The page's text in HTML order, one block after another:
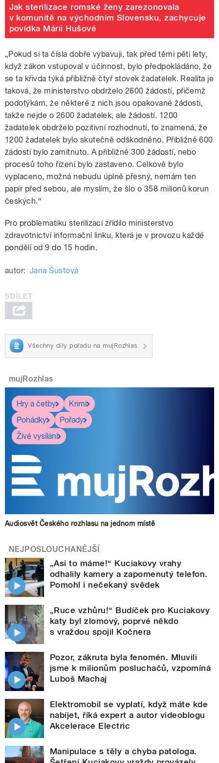
Jak sterilizace romské ženy zarezonovala
v komunitě na východním Slovensku, zachycuje
povídka Márii Hušové
„Pokud si ta čísla dobře vybavuji, tak před těmi pěti lety,
když zákon vstupoval v účinnost, bylo předpokládáno, že
se ta křivda týká přibližně čtyř stovek žadatelek. Realita je
taková, že ministerstvo obdrželo 2600 žádostí, přičemž
podotýkám, že některé z nich jsou opakované žádosti,
takže nejde o 2600 žadatelek, ale žádostí. 1200
žadatelek obdrželo pozitivní rozhodnutí, to znamená, že
1200 žadatelek bylo skutečně odškodněno. Přibližně 600
žádostí bylo zamítnuto. A přibližně 300 žádostí, nebo
procesů toho řízení bylo zastaveno. Celkově bylo
vyplaceno, možná nebudu úplně přesný, nemám ten
papír před sebou, ale myslím, že šlo o 358 milionů korun
českých.“
Pro problematiku sterilizací zřídilo ministerstvo
zdravotnictví informační linku, která je v provozu každé
pondělí od 9 do 15 hodin.
autor: Jana Šustová
Všechny díly pořadu na mujRozhlas
mujRozhlas
Hry a četby
Krimi
Pohádky
Pořady
Živé vysílání
Audiosvět Českého rozhlasu na jednom místě
NEJPOSLOUCHANĚJŠÍ
„Asi to máme!“ Kuciakovy vrahy
odhalily kamery a zapomenutý telefon.
Pomohl i nečekaný svědek
„Ruce vzhůru!“ Budíček pro Kuciakovy
katy byl zlomový, poprvé někdo
s vraždou spojil Kočnera
Pozor, zákruta byla fenomén. Mluvili
jsme k milionům posluchačů, vzpomíná
Luboš Machaj
Elektromobil se vyplatí, když máte kde
nabíjet, říká expert a autor videoblogu
Akcelerace Electric
Manipulace s těly a chyba patologa.